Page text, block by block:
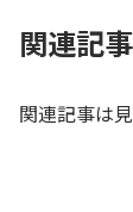
関連記事
関連記事は